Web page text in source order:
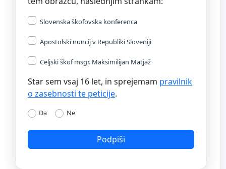
Slovenska škofovska konferenca
Apostolski nuncij v Republiki Sloveniji
Celjski škof msgr. Maksimilijan Matjaž
Star sem vsaj 16 let, in sprejemam pravilnik
o zasebnosti te peticije.
Da Ne
Podpiši